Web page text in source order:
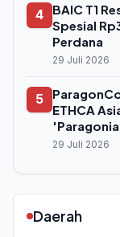
4
BAIC T1
Spesial
Perdana
29 Juli 2026
5
ETHCA
29 Juli 2026
Daerah